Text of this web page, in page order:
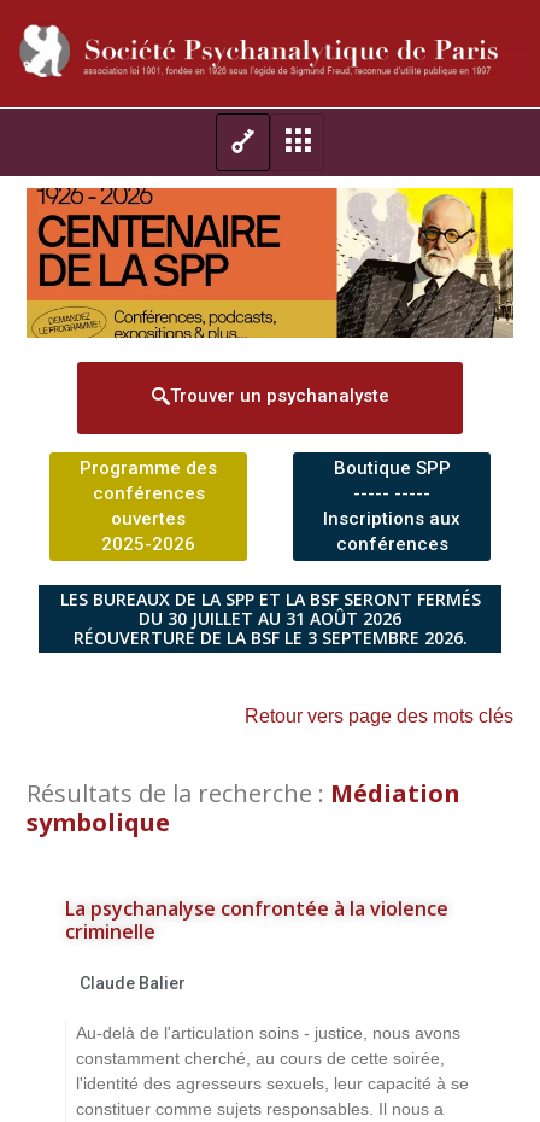
Trouver un psychanalyste
Programme des
conférences
ouvertes
2025-2026
Boutique SPP
----- -----
Inscriptions aux
conférences
LES BUREAUX DE LA SPP ET LA BSF SERONT FERMÉS
DU 30 JUILLET AU 31 AOÛT 2026
RÉOUVERTURE DE LA BSF LE 3 SEPTEMBRE 2026.
Retour vers page des mots clés
Résultats de la recherche : Médiation
symbolique
La psychanalyse confrontée à la violence
criminelle
Claude Balier
Au-delà de l'articulation soins - justice, nous avons
constamment cherché, au cours de cette soirée,
l'identité des agresseurs sexuels, leur capacité à se
constituer comme sujets responsables. Il nous a